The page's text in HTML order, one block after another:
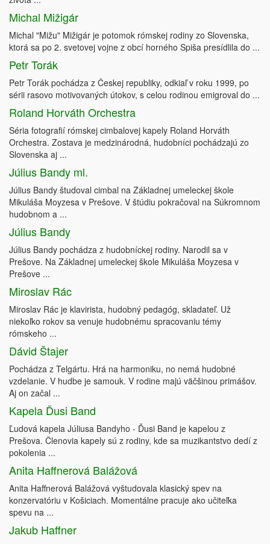
Michal Mižigár
Michal "Mižu" Mižigár je potomok rómskej rodiny zo Slovenska,
ktorá sa po 2. svetovej vojne z obcí horného Spiša presídlila do ...
Petr Torák
Petr Torák pochádza z Českej republiky, odkiaľ v roku 1999, po
sérii rasovo motivovaných útokov, s celou rodinou emigroval do ...
Roland Horváth Orchestra
Séria fotografií rómskej cimbalovej kapely Roland Horváth
Orchestra. Zostava je medzinárodná, hudobníci pochádzajú zo
Slovenska aj ...
Július Bandy ml.
Július Bandy študoval cimbal na Základnej umeleckej škole
Mikuláša Moyzesa v Prešove. V štúdiu pokračoval na Súkromnom
hudobnom a ...
Július Bandy
Július Bandy pochádza z hudobníckej rodiny. Narodil sa v
Prešove. Na Základnej umeleckej škole Mikuláša Moyzesa v
Prešove ...
Miroslav Rác
Miroslav Rác je klavirista, hudobný pedagóg, skladateľ. Už
niekoľko rokov sa venuje hudobnému spracovaniu témy
rómskeho ...
Dávid Štajer
Pochádza z Telgártu. Hrá na harmoniku, no nemá hudobné
vzdelanie. V hudbe je samouk. V rodine majú väčšinou primášov.
Aj on začal ...
Kapela Ďusi Band
Ľudová kapela Júliusa Bandyho - Ďusi Band je kapelou z
Prešova. Členovia kapely sú z rodiny, kde sa muzikantstvo dedí z
pokolenia ...
Anita Haffnerová Balážová
Anita Haffnerová Balážová vyštudovala klasický spev na
konzervatóriu v Košiciach. Momentálne pracuje ako učiteľka
spevu na ...
Jakub Haffner